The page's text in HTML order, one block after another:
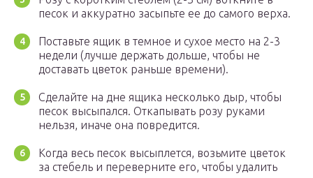
песок и аккуратно засыпьте ее до самого верха.
Поставьте ящик в темное и сухое место на 2-3
недели (лучше держать дольше, чтобы не
доставать цветок раньше времени).
Сделайте на дне ящика несколько дыр, чтобы
песок высыпался. Откапывать розу руками
нельзя, иначе она повредится.
Когда весь песок высыплется, возьмите цветок
за стебель и переверните его, чтобы удалить